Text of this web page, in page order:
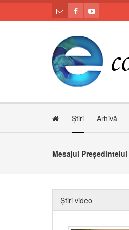
Știri Arhivă
Știri video